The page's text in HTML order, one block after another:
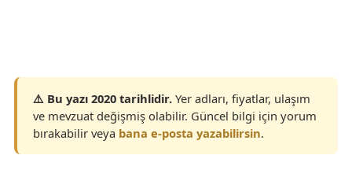
⚠️ Bu yazı 2020 tarihlidir. Yer adları, fiyatlar, ulaşım
ve mevzuat değişmiş olabilir. Güncel bilgi için yorum
bırakabilir veya bana e-posta yazabilirsin.